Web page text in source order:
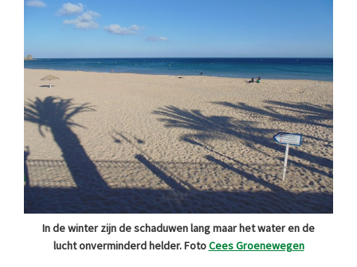
In de winter zijn de schaduwen lang maar het water en de
lucht onverminderd helder. FotoCees Groenewegen